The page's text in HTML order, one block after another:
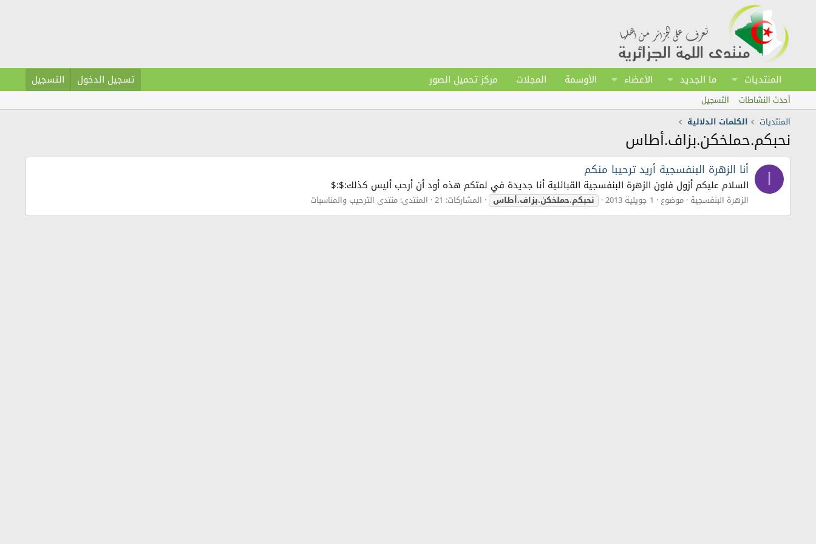
المنتديات ما الجديد الأعضاء الأوسمة المجلات مركز تحميل الصور تسجيل الدخول التسجيل
أحدث النشاطات
التسجيل
المنتديات
الكلمات الدلالية
نحبكم.حملخكن.بزاف.أطاس
أنا الزهرة البنفسجية أريد ترحيبا منكم
السلام عليكم أزول فلون الزهرة البنفسجية القبائلية أنا جديدة في لمتكم هذه أود أن أرحب أليس كذلك:$:$
الزهرة البنفسجية موضوع 1 جويلية 2013 نحبكم.حملخكن.بزاف.أطاس المشاركات: 21 المنتدى: منتدى الترحيب والمناسبات